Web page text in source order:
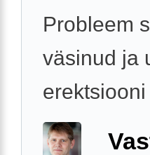
Probleem
väsinud ja